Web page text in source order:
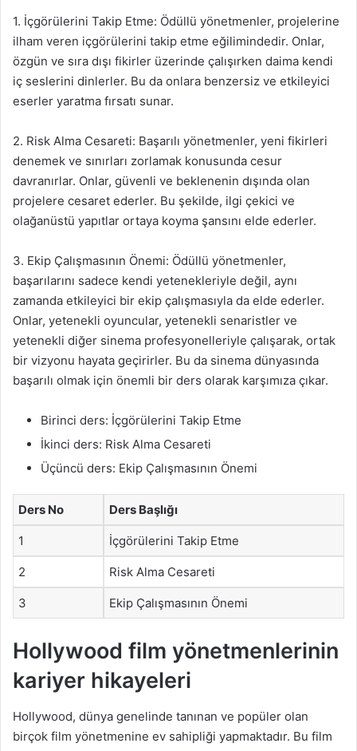
1. İçgörülerini Takip Etme: Ödüllü yönetmenler, projelerine
ilham veren içgörülerini takip etme eğilimindedir. Onlar,
özgün ve sıra dışı fikirler üzerinde çalışırken daima kendi
iç seslerini dinlerler. Bu da onlara benzersiz ve etkileyici
eserler yaratma fırsatı sunar.
2. Risk Alma Cesareti: Başarılı yönetmenler, yeni fikirleri
denemek ve sınırları zorlamak konusunda cesur
davranırlar. Onlar, güvenli ve beklenenin dışında olan
projelere cesaret ederler. Bu şekilde, ilgi çekici ve
olağanüstü yapıtlar ortaya koyma şansını elde ederler.
3. Ekip Çalışmasının Önemi: Ödüllü yönetmenler,
başarılarını sadece kendi yetenekleriyle değil, aynı
zamanda etkileyici bir ekip çalışmasıyla da elde ederler.
Onlar, yetenekli oyuncular, yetenekli senaristler ve
yetenekli diğer sinema profesyonelleriyle çalışarak, ortak
bir vizyonu hayata geçirirler. Bu da sinema dünyasında
başarılı olmak için önemli bir ders olarak karşımıza çıkar.
Birinci ders: İçgörülerini Takip Etme
İkinci ders: Risk Alma Cesareti
Üçüncü ders: Ekip Çalışmasının Önemi
Ders No Ders Başlığı
1 İçgörülerini Takip Etme
2 Risk Alma Cesareti
3 Ekip Çalışmasının Önemi
Hollywood film yönetmenlerinin
kariyer hikayeleri
Hollywood, dünya genelinde tanınan ve popüler olan
birçok film yönetmenine ev sahipliği yapmaktadır. Bu film